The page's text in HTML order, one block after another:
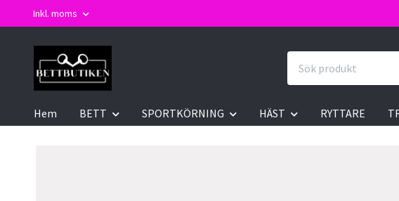
Inkl. moms
Hem BETT SPORTKÖRNING HÄST RYTTARE